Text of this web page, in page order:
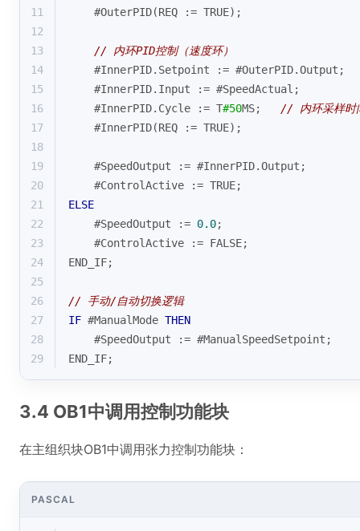
11
    #OuterPID(REQ := TRUE);
12
13
// 内环PID控制（速度环）
14
    #InnerPID.Setpoint := #OuterPID.Output;
15
    #InnerPID.Input := #SpeedActual;
16
    #InnerPID.Cycle := T
#50MS; // 内环采样时
17
    #InnerPID(REQ := TRUE);
18
19
    #SpeedOutput := #InnerPID.Output;
20
    #ControlActive := TRUE;
21
ELSE
22
    #SpeedOutput :=
0.0;
23
    #ControlActive := FALSE;
24
END_IF;
25
26
// 手动/自动切换逻辑
27
IF #ManualMode THEN
28
    #SpeedOutput := #ManualSpeedSetpoint;
29
END_IF;
3.4 OB1中调用控制功能块
在主组织块OB1中调用张力控制功能块：
PASCAL